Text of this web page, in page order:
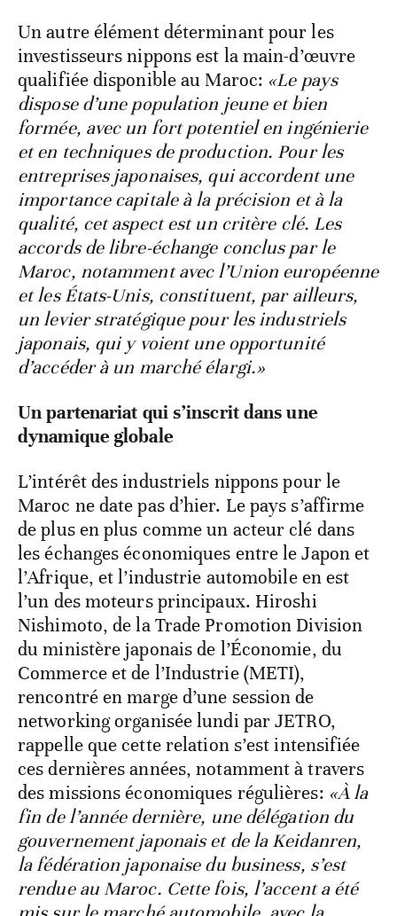
Un autre élément déterminant pour les
investisseurs nippons est la main-d’œuvre
qualifiée disponible au Maroc: «Le pays
dispose d’une population jeune et bien
formée, avec un fort potentiel en ingénierie
et en techniques de production. Pour les
entreprises japonaises, qui accordent une
importance capitale à la précision et à la
qualité, cet aspect est un critère clé. Les
accords de libre-échange conclus par le
Maroc, notamment avec l’Union européenne
et les États-Unis, constituent, par ailleurs,
un levier stratégique pour les industriels
japonais, qui y voient une opportunité
d’accéder à un marché élargi.»
Un partenariat qui s’inscrit dans une
dynamique globale
L’intérêt des industriels nippons pour le
Maroc ne date pas d’hier. Le pays s’affirme
de plus en plus comme un acteur clé dans
les échanges économiques entre le Japon et
l’Afrique, et l’industrie automobile en est
l’un des moteurs principaux. Hiroshi
Nishimoto, de la Trade Promotion Division
du ministère japonais de l’Économie, du
Commerce et de l’Industrie (METI),
rencontré en marge d’une session de
networking organisée lundi par JETRO,
rappelle que cette relation s’est intensifiée
ces dernières années, notamment à travers
des missions économiques régulières: «À la
fin de l’année dernière, une délégation du
gouvernement japonais et de la Keidanren,
la fédération japonaise du business, s’est
rendue au Maroc. Cette fois, l’accent a été